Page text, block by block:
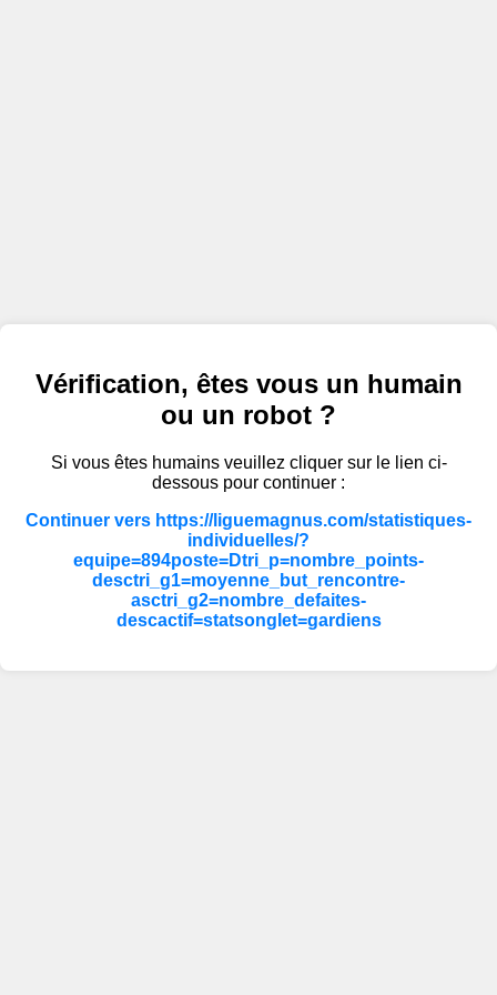
Vérification, êtes vous un humain
ou un robot ?
Si vous êtes humains veuillez cliquer sur le lien ci-
dessous pour continuer :
Continuer vers https://liguemagnus.com/statistiques-
individuelles/?
equipe=894poste=Dtri_p=nombre_points-
desctri_g1=moyenne_but_rencontre-
asctri_g2=nombre_defaites-
descactif=statsonglet=gardiens